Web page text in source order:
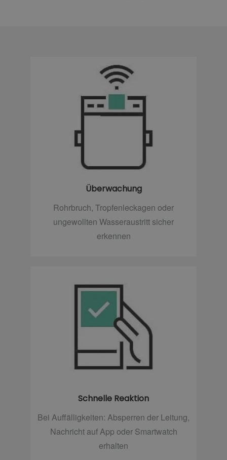
Überwachung
Rohrbruch, Tropfenleckagen oder
ungewollten Wasseraustritt sicher
erkennen
Schnelle Reaktion
Bei Auffälligkeiten: Absperren der Leitung,
Nachricht auf App oder Smartwatch
erhalten